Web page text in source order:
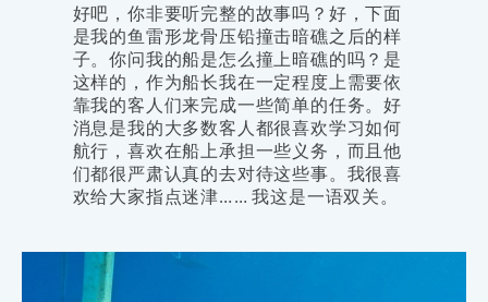
好吧，你非要听完整的故事吗？好，下面
是我的鱼雷形龙骨压铅撞击暗礁之后的样
子。你问我的船是怎么撞上暗礁的吗？是
这样的，作为船长我在一定程度上需要依
靠我的客人们来完成一些简单的任务。好
消息是我的大多数客人都很喜欢学习如何
航行，喜欢在船上承担一些义务，而且他
们都很严肃认真的去对待这些事。我很喜
欢给大家指点迷津…… 我这是一语双关。